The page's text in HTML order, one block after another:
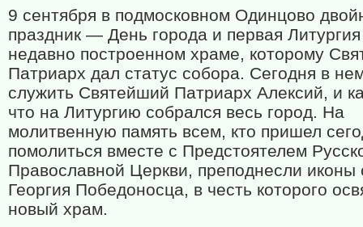
9 сентября в подмосковном Одинцово
праздник — День города и первая
недавно построенном храме, которому
Патриарх дал статус собора. Сегодня в
служить Святейший Патриарх Алексий, и
что на Литургию собрался весь город. На
молитвенную память всем, кто пришел
помолиться вместе с Предстоятелем
Православной Церкви, преподнесли иконы
Георгия Победоносца, в честь которого
новый храм.